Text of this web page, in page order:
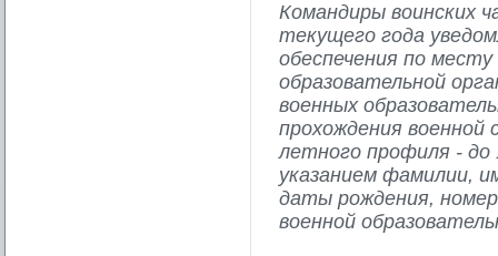
Командиры воинских
текущего года
обеспечения по месту
образовательной
военных
прохождения военной
летного профиля - до
указанием фамилии,
даты рождения,
военной